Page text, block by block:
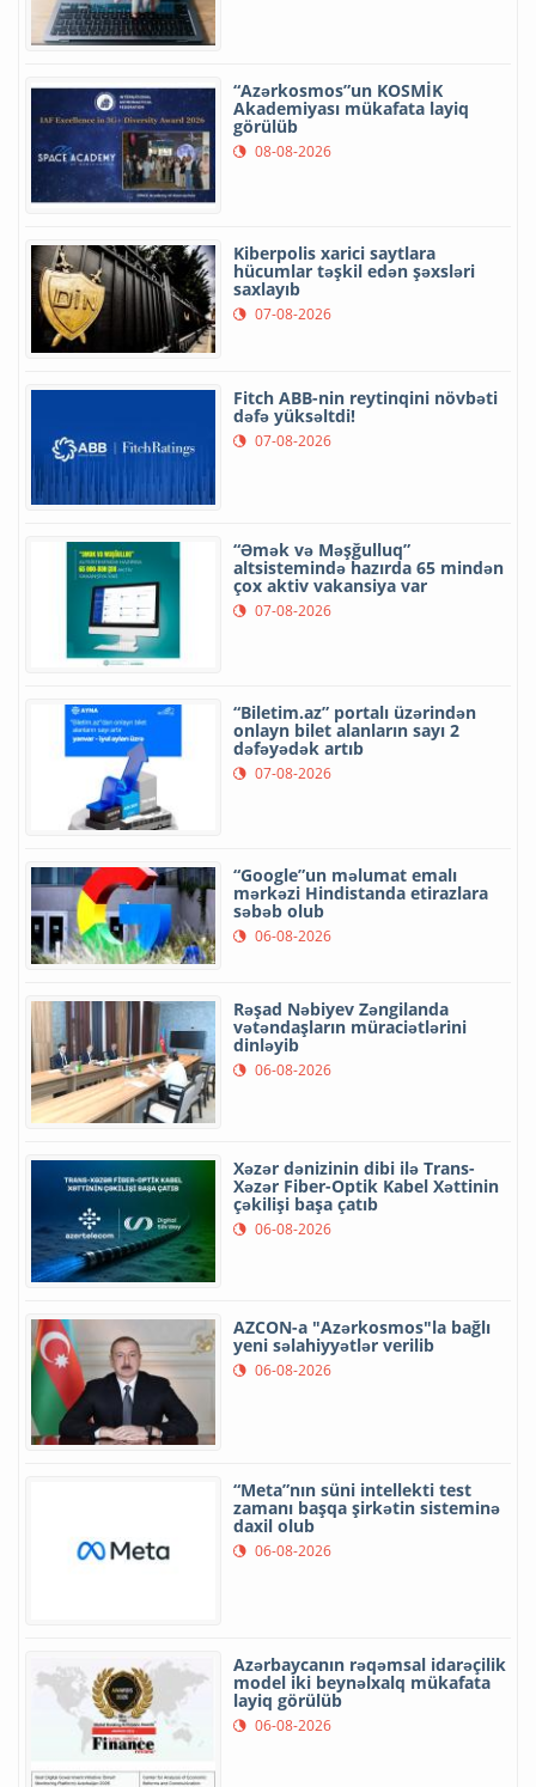
“Azərkosmos”un KOSMİK
Akademiyası mükafata layiq
görülüb
08-08-2026
Kiberpolis xarici saytlara
hücumlar təşkil edən şəxsləri
saxlayıb
07-08-2026
Fitch ABB-nin reytinqini növbəti
dəfə yüksəltdi!
07-08-2026
“Əmək və Məşğulluq”
altsistemində hazırda 65 mindən
çox aktiv vakansiya var
07-08-2026
“Biletim.az” portalı üzərindən
onlayn bilet alanların sayı 2
dəfəyədək artıb
07-08-2026
“Google”un məlumat emalı
mərkəzi Hindistanda etirazlara
səbəb olub
06-08-2026
Rəşad Nəbiyev Zəngilanda
vətəndaşların müraciətlərini
dinləyib
06-08-2026
Xəzər dənizinin dibi ilə Trans-
Xəzər Fiber-Optik Kabel Xəttinin
çəkilişi başa çatıb
06-08-2026
AZCON-a "Azərkosmos"la bağlı
yeni səlahiyyətlər verilib
06-08-2026
“Meta”nın süni intellekti test
zamanı başqa şirkətin sisteminə
daxil olub
06-08-2026
Azərbaycanın rəqəmsal idarəçilik
model iki beynəlxalq mükafata
layiq görülüb
06-08-2026